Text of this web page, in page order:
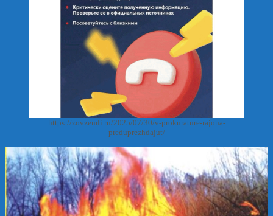
https://zovzemli.ru/2025/07/30/v-prokurature-rajona-
preduprezhdajut/